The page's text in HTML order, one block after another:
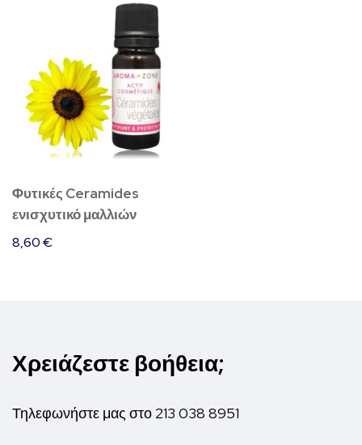
Φυτικές Ceramides
ενισχυτικό μαλλιών
8,60€
Χρειάζεστε βοήθεια;
Τηλεφωνήστε μας στο 213 038 8951